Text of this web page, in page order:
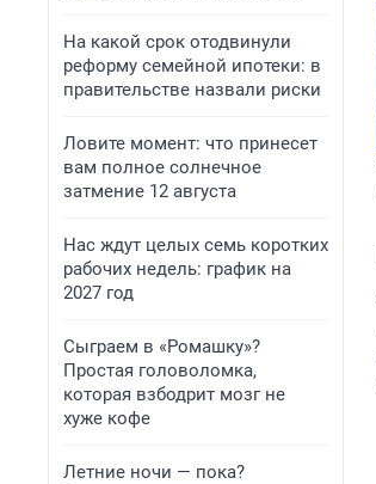
На какой срок отодвинули
реформу семейной ипотеки: в
правительстве назвали риски
Ловите момент: что принесет
вам полное солнечное
затмение 12 августа
Нас ждут целых семь коротких
рабочих недель: график на
2027 год
Сыграем в «Ромашку»?
Простая головоломка,
которая взбодрит мозг не
хуже кофе
Летние ночи — пока?